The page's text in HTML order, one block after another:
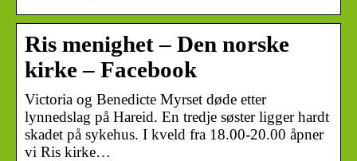
Ris menighet – Den norske
kirke – Facebook
Victoria og Benedicte Myrset døde etter
lynnedslag på Hareid. En tredje søster ligger hardt
skadet på sykehus. I kveld fra 18.00-20.00 åpner
vi Ris kirke…